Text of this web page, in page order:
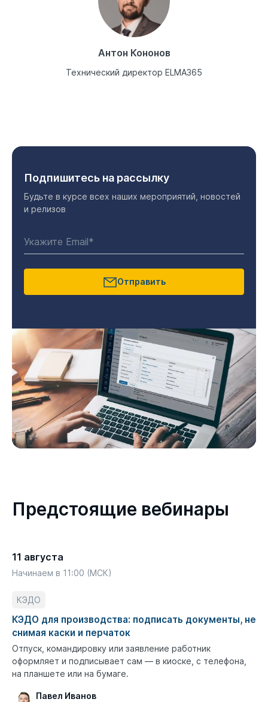
Антон Кононов
Технический директор ELMA365
Подпишитесь на рассылку
Будьте в курсе всех наших мероприятий, новостей
и релизов
Отправить
Предстоящие вебинары
11 августа
Начинаем в 11:00 (МСК)
КЭДО
КЭДО для производства: подписать документы, не
снимая каски и перчаток
Отпуск, командировку или заявление работник
оформляет и подписывает сам — в киоске, с телефона,
на планшете или на бумаге.
Павел Иванов